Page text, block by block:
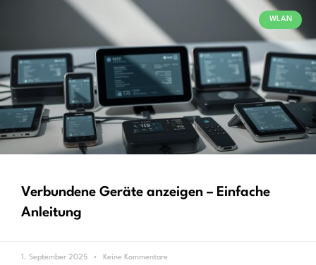
WLAN
Verbundene Geräte anzeigen – Einfache
Anleitung
1. September 2025 Keine Kommentare